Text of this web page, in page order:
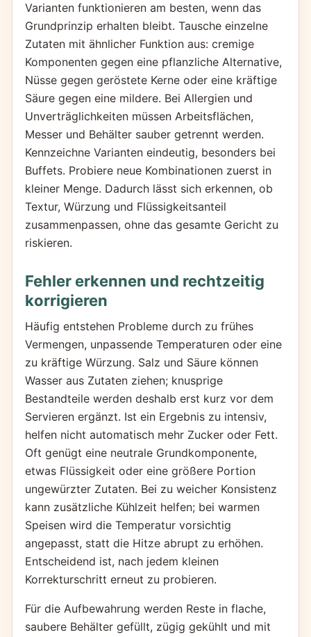
Varianten funktionieren am besten, wenn das
Grundprinzip erhalten bleibt. Tausche einzelne
Zutaten mit ähnlicher Funktion aus: cremige
Komponenten gegen eine pflanzliche Alternative,
Nüsse gegen geröstete Kerne oder eine kräftige
Säure gegen eine mildere. Bei Allergien und
Unverträglichkeiten müssen Arbeitsflächen,
Messer und Behälter sauber getrennt werden.
Kennzeichne Varianten eindeutig, besonders bei
Buffets. Probiere neue Kombinationen zuerst in
kleiner Menge. Dadurch lässt sich erkennen, ob
Textur, Würzung und Flüssigkeitsanteil
zusammenpassen, ohne das gesamte Gericht zu
riskieren.
Fehler erkennen und rechtzeitig
korrigieren
Häufig entstehen Probleme durch zu frühes
Vermengen, unpassende Temperaturen oder eine
zu kräftige Würzung. Salz und Säure können
Wasser aus Zutaten ziehen; knusprige
Bestandteile werden deshalb erst kurz vor dem
Servieren ergänzt. Ist ein Ergebnis zu intensiv,
helfen nicht automatisch mehr Zucker oder Fett.
Oft genügt eine neutrale Grundkomponente,
etwas Flüssigkeit oder eine größere Portion
ungewürzter Zutaten. Bei zu weicher Konsistenz
kann zusätzliche Kühlzeit helfen; bei warmen
Speisen wird die Temperatur vorsichtig
angepasst, statt die Hitze abrupt zu erhöhen.
Entscheidend ist, nach jedem kleinen
Korrekturschritt erneut zu probieren.
Für die Aufbewahrung werden Reste in flache,
saubere Behälter gefüllt, zügig gekühlt und mit